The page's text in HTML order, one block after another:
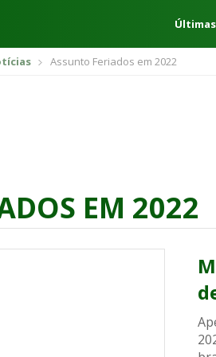
Assunto Feriados em 2022
EM 2022